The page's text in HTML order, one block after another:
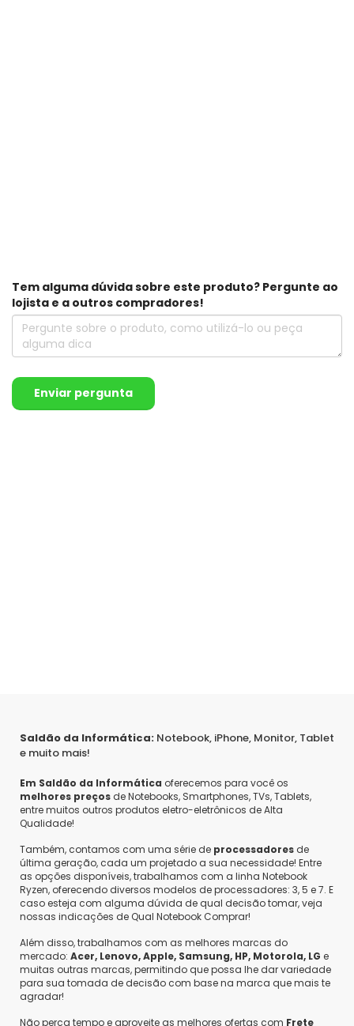
Tem alguma dúvida sobre este produto? Pergunte ao
lojista e a outros compradores!
Enviar pergunta
Saldão da Informática: Notebook, iPhone, Monitor, Tablet
e muito mais!
Em Saldão da Informática oferecemos para você os
melhores preços de Notebooks, Smartphones, TVs, Tablets,
entre muitos outros produtos eletro-eletrônicos de Alta
Qualidade!
Também, contamos com uma série de processadores de
última geração, cada um projetado a sua necessidade! Entre
as opções disponíveis, trabalhamos com a linha Notebook
Ryzen, oferecendo diversos modelos de processadores: 3, 5 e 7. E
caso esteja com alguma dúvida de qual decisão tomar, veja
nossas indicações de Qual Notebook Comprar!
Além disso, trabalhamos com as melhores marcas do
mercado: Acer, Lenovo, Apple, Samsung, HP, Motorola, LG e
muitas outras marcas, permitindo que possa lhe dar variedade
para sua tomada de decisão com base na marca que mais te
agradar!
Não perca tempo e aproveite as melhores ofertas com Frete